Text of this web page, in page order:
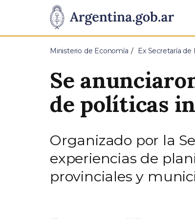
Presidencia
de
Pasar al contenido principal
Ministerio de Economía Ex Secretaría de
Se
de políticas
Organizado por la
experiencias de
provinciales y